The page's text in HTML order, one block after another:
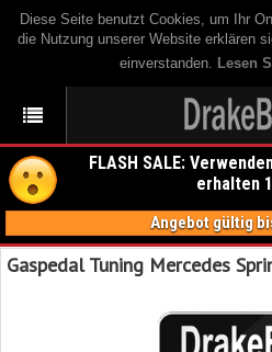
Diese Seite benutzt Cookies, um Ihr
die Nutzung unserer Website erklären
einverstanden. Lesen
FLASH SALE:
erhalten
Angebot gültig
Gaspedal Tuning Mercedes